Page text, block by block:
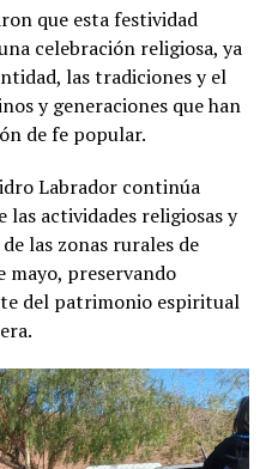
que esta festividad
celebración religiosa, ya
las tradiciones y el
y generaciones que han
de fe popular.
Labrador continúa
las actividades religiosas y
las zonas rurales de
mayo, preservando
del patrimonio espiritual